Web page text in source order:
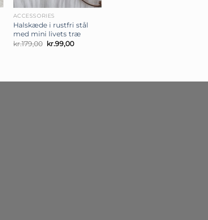
ACCESSORIES
Halskæde i rustfri stål
med mini livets træ
kr.179,00 Den
oprindelige
kr.99,00Den